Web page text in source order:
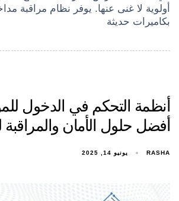
أولوية لا غنى عنها. يوفر نظام مراقبة
بكاميرات حديثة
أنظمة التحكم في الدخول
أفضل حلول الأمان
RASHA يونيو 14, 2025